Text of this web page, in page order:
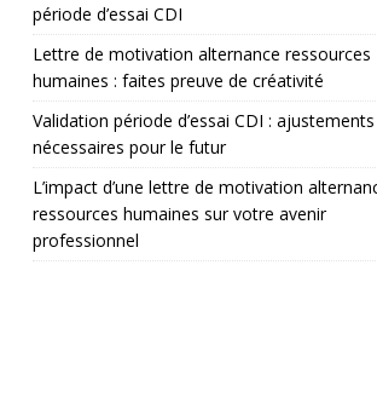
période d’essai CDI
Lettre de motivation alternance ressources
humaines : faites preuve de créativité
Validation période d’essai CDI : ajustements
nécessaires pour le futur
L’impact d’une lettre de motivation
ressources humaines sur votre avenir
professionnel